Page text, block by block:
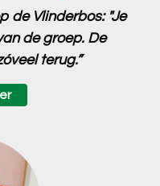
de Vlinderbos: "Je
de groep. De
terug.”